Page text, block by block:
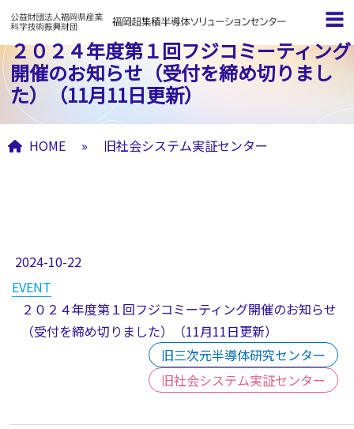
２０２４年度第１回フジコミーティング
開催のお知らせ（受付を締め切りまし
た）（11月11日更新）
HOME » 旧社会システム実証センター
2024-10-22
EVENT
２０２４年度第１回フジコミーティング開催のお知らせ
（受付を締め切りました）（11月11日更新）
旧三次元半導体研究センター
旧社会システム実証センター